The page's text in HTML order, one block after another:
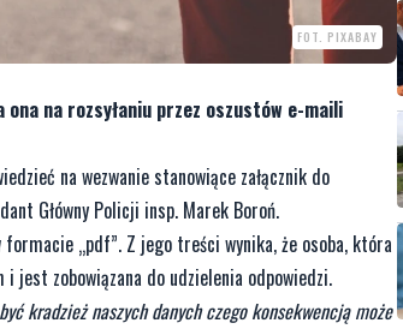
FOT. PIXABAY
na rozsyłaniu przez oszustów e-maili
na wezwanie stanowiące załącznik do
Główny Policji insp. Marek Boroń.
formacie „pdf”. Z jego treści wynika, że osoba, która
zobowiązana do udzielenia odpowiedzi.
kradzież naszych danych czego konsekwencją może